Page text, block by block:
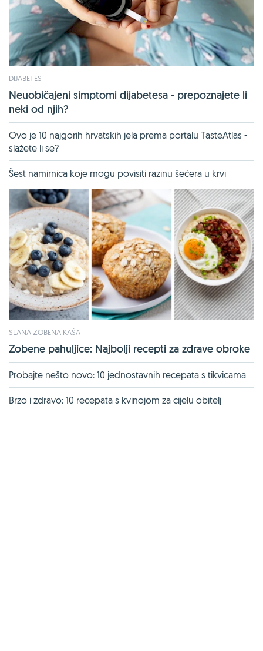
DIJABETES
Neuobičajeni simptomi dijabetesa - prepoznajete li
neki od njih?
Ovo je 10 najgorih hrvatskih jela prema portalu TasteAtlas -
slažete li se?
Šest namirnica koje mogu povisiti razinu šećera u krvi
SLANA ZOBENA KAŠA
Zobene pahuljice: Najbolji recepti za zdrave obroke
Probajte nešto novo: 10 jednostavnih recepata s tikvicama
Brzo i zdravo: 10 recepata s kvinojom za cijelu obitelj